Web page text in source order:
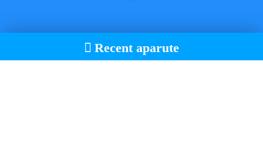
Recent aparute